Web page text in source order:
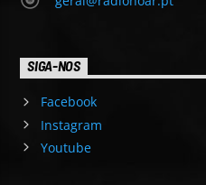
SIGA-NOS
Facebook
Instagram
Youtube